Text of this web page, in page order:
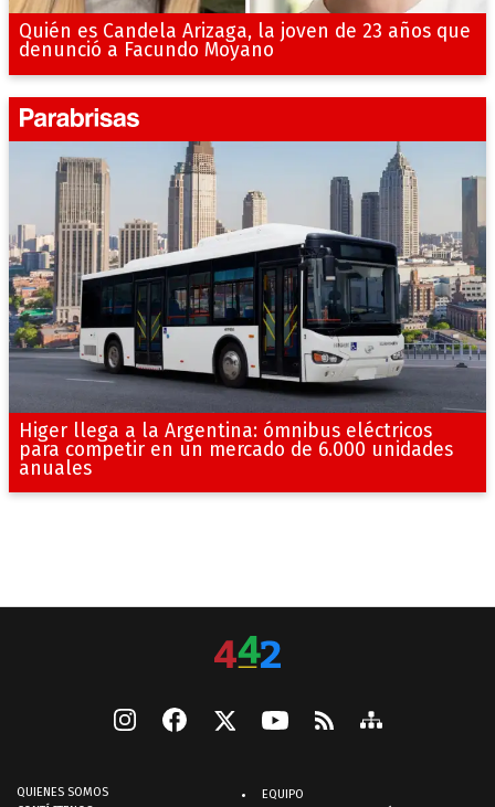
Quién es Candela Arizaga, la joven de 23 años que
denunció a Facundo Moyano
Higer llega a la Argentina: ómnibus eléctricos
para competir en un mercado de 6.000 unidades
anuales
QUIENES SOMOS
EQUIPO